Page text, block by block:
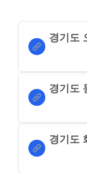
경기도
경기도
경기도